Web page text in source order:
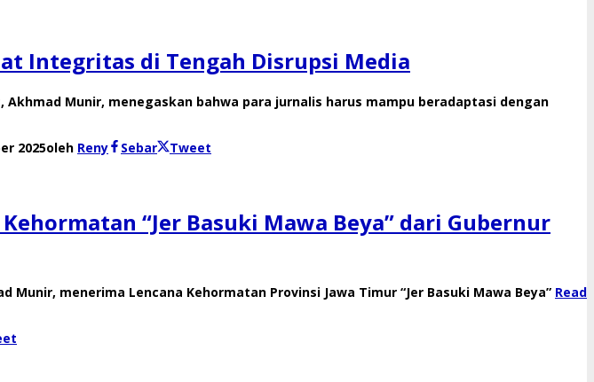
Integritas di Tengah Disrupsi Media
Munir, menegaskan bahwa para jurnalis harus mampu beradaptasi dengan
2025oleh Reny Sebar
Tweet
“Jer Basuki Mawa Beya” dari Gubernur
menerima Lencana Kehormatan Provinsi Jawa Timur “Jer Basuki Mawa Beya” Read